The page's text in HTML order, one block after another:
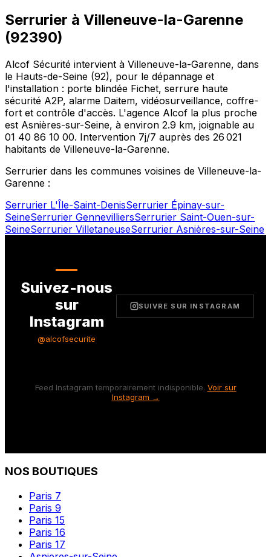
Serrurier à Villeneuve-la-Garenne
(92390)
Alcof Sécurité intervient à Villeneuve-la-Garenne, dans
le Hauts-de-Seine (92), pour le dépannage et
l'installation : porte blindée Fichet, serrure haute
sécurité A2P, alarme Daitem, vidéosurveillance, coffre-
fort et contrôle d'accès. L'agence Alcof la plus proche
est Asnières-sur-Seine, à environ 2.9 km, joignable au
01 40 86 10 00. Intervention 7j/7 auprès des 26 021
habitants de Villeneuve-la-Garenne.
Serrurier dans les communes voisines de Villeneuve-la-
Garenne :
Serrurier L'Île-Saint-DenisSerrurier Épinay-sur-
SeineSerrurier GennevilliersSerrurier Saint-Ouen-sur-
SeineSerrurier VilletaneuseSerrurier Asnières-sur-Seine
Suivez-nous
sur
Instagram
@alcofsecurite
SUIVRE SUR INSTAGRAM
Feed Instagram temporairement indisponible. Voir sur
Instagram →
NOS BOUTIQUES
Paris 7
Paris 9
Paris 15
Paris 16
Paris 17